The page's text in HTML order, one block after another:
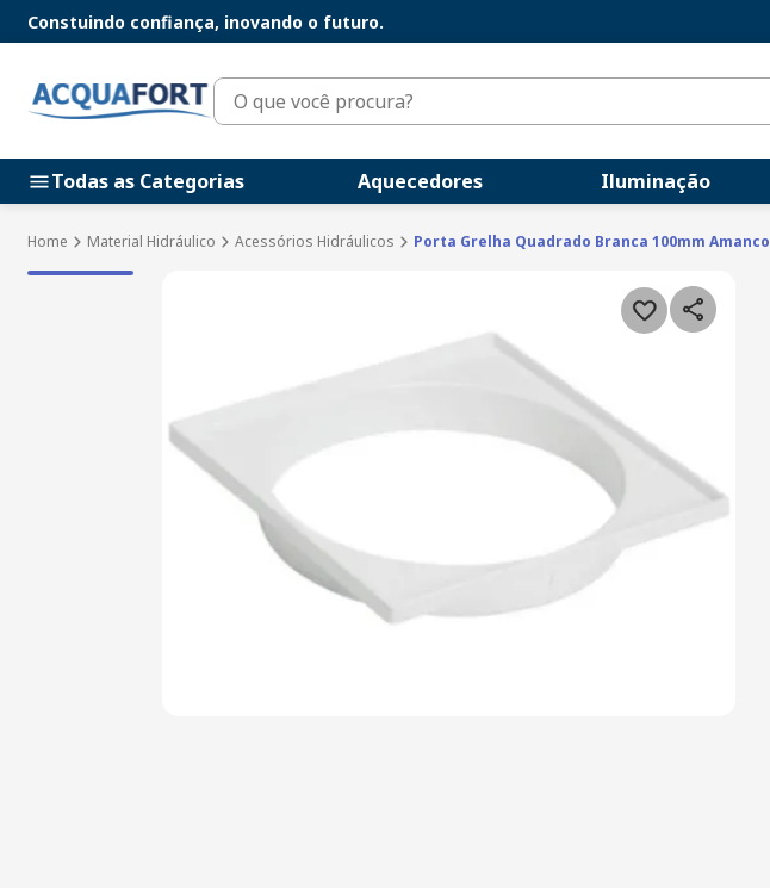
Constuindo confiança, inovando o futuro.
O que você procura?
Todas as Categorias Aquecedores Iluminação
Material Hidráulico Acessórios Hidráulicos Porta Grelha Quadrado Branca 100mm Amanco